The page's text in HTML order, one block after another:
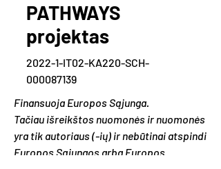
PATHWAYS
projektas
2022-1-IT02-KA220-SCH-
000087139
Finansuoja Europos Sąjunga.
Tačiau išreikštos nuomonės ir nuomonės
yra tik autoriaus (-ių) ir nebūtinai atspindi
Europos Sąjungos arba Europos